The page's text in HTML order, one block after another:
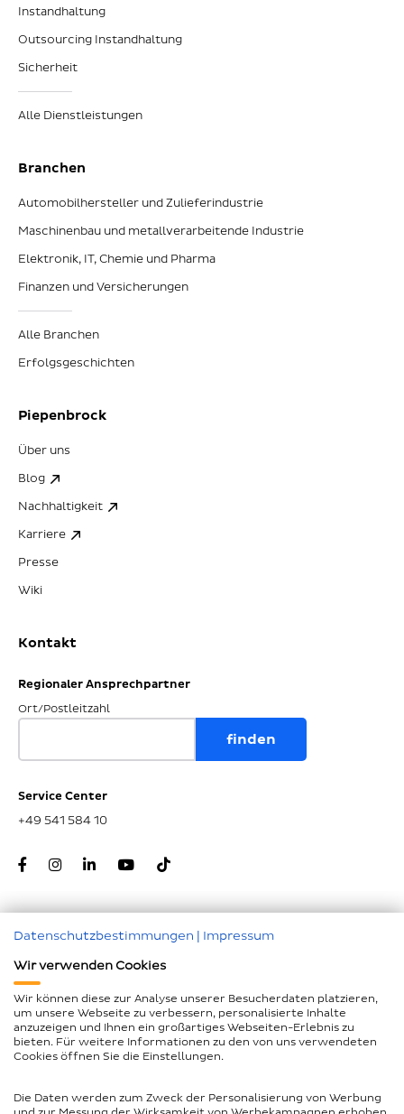
Instandhaltung
Outsourcing Instandhaltung
Sicherheit
Alle Dienstleistungen
Branchen
Automobilhersteller und Zulieferindustrie
Maschinenbau und metallverarbeitende Industrie
Elektronik, IT, Chemie und Pharma
Finanzen und Versicherungen
Alle Branchen
Erfolgsgeschichten
Piepenbrock
Über uns
Blog
Nachhaltigkeit
Karriere
Presse
Wiki
Kontakt
Regionaler Ansprechpartner
Ort/Postleitzahl
Service Center
+49 541 584 10
Nachunternehmer
Impressum
Geschlechtergerechte Sprache
Barrierefreiheitserklärung
Datenschutzbestimmungen | Impressum
Wir verwenden Cookies
Wir können diese zur Analyse unserer Besucherdaten platzieren,
um unsere Webseite zu verbessern, personalisierte Inhalte
anzuzeigen und Ihnen ein großartiges Webseiten-Erlebnis zu
bieten. Für weitere Informationen zu den von uns verwendeten
Cookies öffnen Sie die Einstellungen.
Die Daten werden zum Zweck der Personalisierung von Werbung